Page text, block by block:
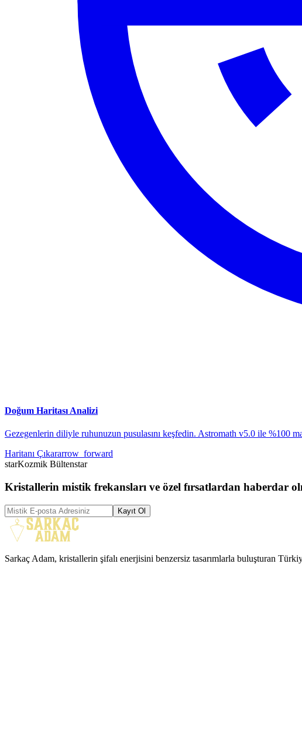
Doğum Haritası Analizi
Gezegenlerin diliyle ruhunuzun pusulasını keşfedin. Astromath v5.0 ile %100
Haritanı Çıkararrow_forward
starKozmik Bültenstar
Kristallerin mistik frekansları ve özel fırsatlardan haberdar
Kayıt Ol
Sarkaç Adam, kristallerin şifalı enerjisini benzersiz tasarımlarla buluşturan